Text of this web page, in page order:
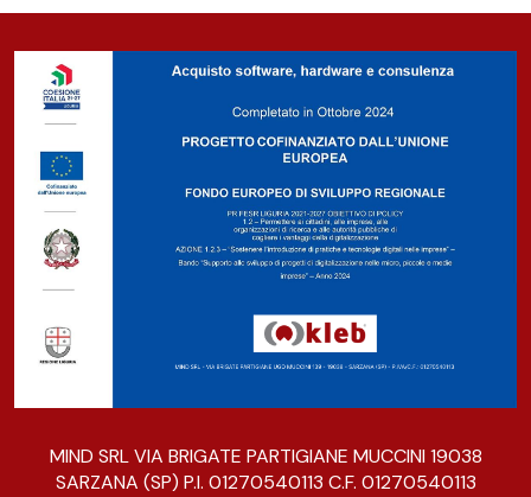
MIND SRL VIA BRIGATE PARTIGIANE MUCCINI 19038
SARZANA (SP) P.I. 01270540113 C.F. 01270540113